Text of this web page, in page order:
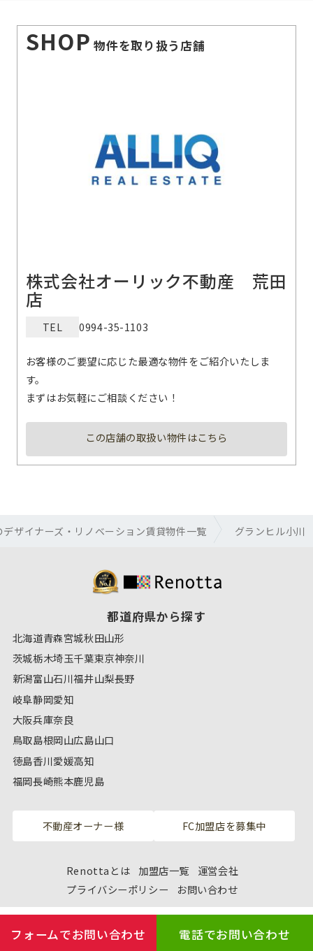
フォームでお問い合わせ 電話でお問い合わせ
SHOP 物件を取り扱う店舗
株式会社オーリック不動産 荒田
店
TEL 0994-35-1103
お客様のご要望に応じた最適な物件をご紹介いたしま
す。
まずはお気軽にご相談ください！
この店舗の取扱い物件はこちら
デザイナーズ・リノベーション賃貸物件一覧 グランヒル小川
都道府県から探す
北海道青森宮城秋田山形
茨城栃木埼玉千葉東京神奈川
新潟富山石川福井山梨長野
岐阜静岡愛知
大阪兵庫奈良
鳥取島根岡山広島山口
徳島香川愛媛高知
福岡長崎熊本鹿児島
不動産オーナー様 FC加盟店を募集中
Renottaとは 加盟店一覧
運営会社
プライバシーポリシー
お問い合わせ